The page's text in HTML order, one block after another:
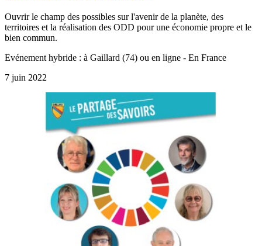
Ouvrir le champ des possibles sur l'avenir de la planète, des
territoires et la réalisation des ODD pour une économie propre et le
bien commun.
Evénement hybride : à Gaillard (74) ou en ligne - En France
7 juin 2022